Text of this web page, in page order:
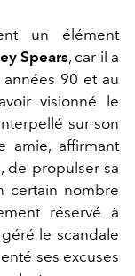
un élément
Spears, car il a
90 et au
visionné le
sur son
amie, affirmant
de propulser sa
certain nombre
réservé à
le scandale
ses excuses